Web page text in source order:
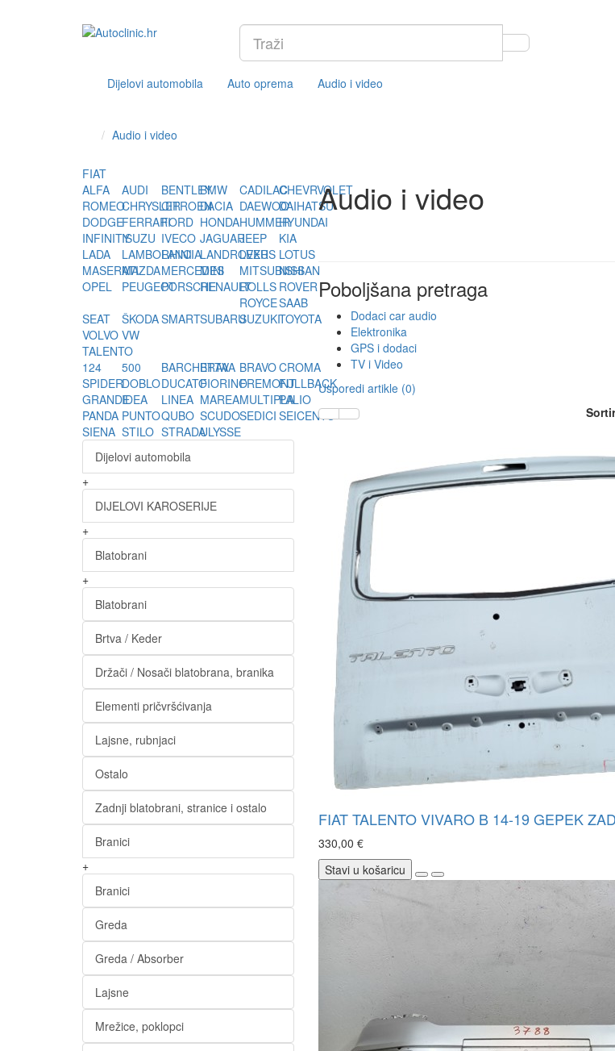
Dijelovi automobila Auto oprema Audio i video
Audio i video
FIAT
ALFA
ROMEO
AUDI BENTLEYBMW CADILACCHEVRVOLET
CHRYSLERCITROENDACIA DAEWOODAIHATSU
DODGEFERRARIFORD HONDAHUMMERHYUNDAI
INFINITYISUZU IVECO JAGUARJEEP
KIA
LADA
LAMBORHINI
LANCIALANDROVER
LEXUS LOTUS
MASERATIMAZDAMERCEDES
MINI MITSUBISHI
NISSAN
OPEL
PEUGEOTPORSCHERENAULTROLLS
ROYCE
ROVER
SAAB
SEAT
ŠKODASMARTSUBARUSUZUKITOYOTA
VOLVO VW
TALENTO
124
SPIDER
500 BARCHETTA
BRAVA BRAVOCROMA
DOBLODUCATOFIORINOFREMONTFULLBACK
GRANDEIDEA LINEA MAREAMULTIPLAPALIO
PANDA PUNTOQUBO SCUDOSEDICI SEICENTO
SIENA STILO STRADAULYSSE
Dijelovi automobila
+
DIJELOVI KAROSERIJE
+
Blatobrani
+
Blatobrani
Brtva / Keder
Držači / Nosači blatobrana, branika
Elementi pričvršćivanja
Lajsne, rubnjaci
Ostalo
Zadnji blatobrani, stranice i ostalo
Branici
+
Branici
Greda
Greda / Absorber
Lajsne
Mrežice, poklopci
Audio i video
Poboljšana pretraga
Dodaci car audio
Elektronika
GPS i dodaci
TV i Video
Usporedi artikle (0)
FIAT TALENTO VIVARO B 14-19 GEPEK
330,00 €
Stavi u košaricu